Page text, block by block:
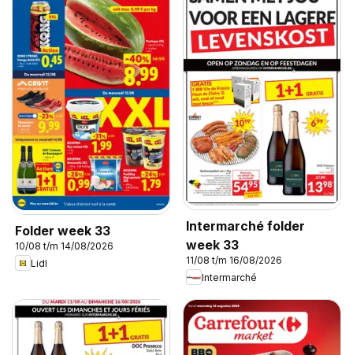
Folder week 33
10/08 t/m 14/08/2026
Lidl
Intermarché folder
week 33
11/08 t/m 16/08/2026
Intermarché